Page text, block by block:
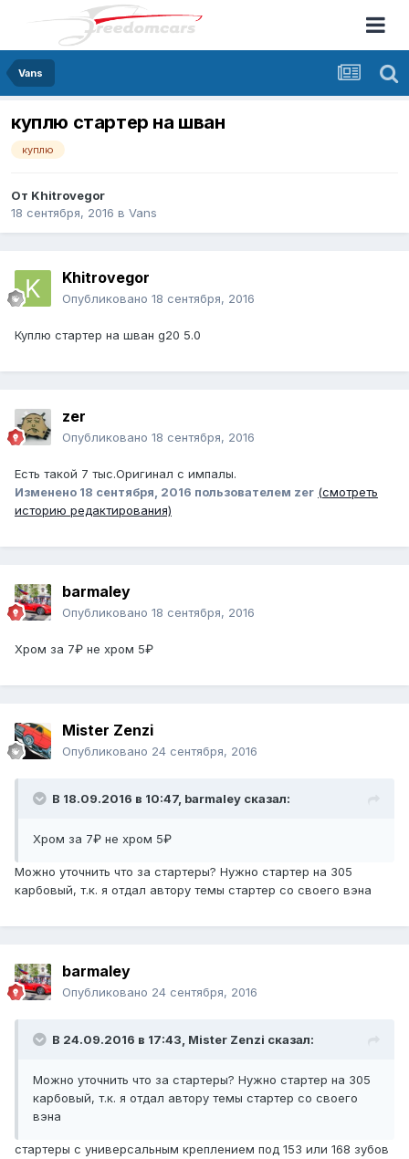
Vans
куплю стартер на шван
куплю
От Khitrovegor
18 сентября, 2016 в Vans
Khitrovegor
Опубликовано 18 сентября, 2016
Куплю стартер на шван g20 5.0
zer
Опубликовано 18 сентября, 2016
Есть такой 7 тыс.Оригинал с импалы.
Изменено 18 сентября, 2016 пользователем zer (смотреть
историю редактирования)
barmaley
Опубликовано 18 сентября, 2016
Хром за 7₽ не хром 5₽
Mister Zenzi
Опубликовано 24 сентября, 2016
В 18.09.2016 в 10:47, barmaley сказал:
Хром за 7₽ не хром 5₽
Можно уточнить что за стартеры? Нужно стартер на 305
карбовый, т.к. я отдал автору темы стартер со своего вэна
barmaley
Опубликовано 24 сентября, 2016
В 24.09.2016 в 17:43, Mister Zenzi сказал:
Можно уточнить что за стартеры? Нужно стартер на 305
карбовый, т.к. я отдал автору темы стартер со своего
вэна
стартеры с универсальным креплением под 153 или 168 зубов